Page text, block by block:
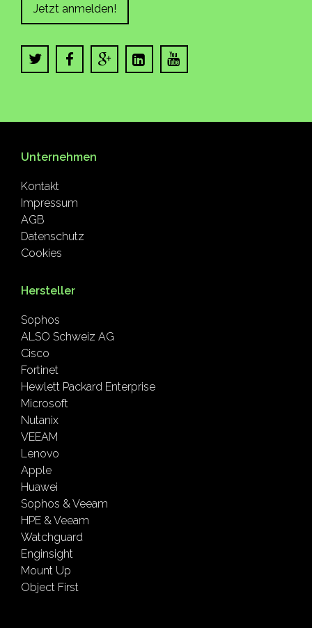
Jetzt anmelden!
Unternehmen
Kontakt
Impressum
AGB
Datenschutz
Cookies
Hersteller
Sophos
ALSO Schweiz AG
Cisco
Fortinet
Hewlett Packard Enterprise
Microsoft
Nutanix
VEEAM
Lenovo
Apple
Huawei
Sophos & Veeam
HPE & Veeam
Watchguard
Enginsight
Mount Up
Object First